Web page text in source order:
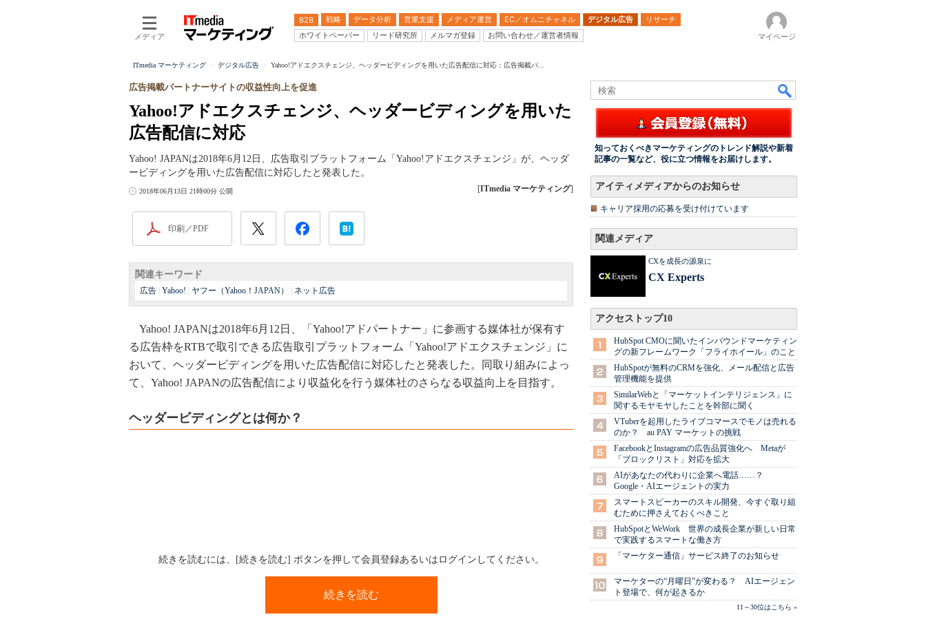
メディア
B2B 戦略 データ分析 営業支援 メディア運営 EC／オムニチャネル デジタル広告
リサーチ
ホワイトペーパー
リード研究所 メルマガ登録 お問い合わせ／運営者情報 マイページ
ITmedia マーケティング デジタル広告 Yahoo!アドエクスチェンジ、ヘッダービディングを用いた広告配信に対応：広告掲載パ...
Yahoo!アドエクスチェンジ、ヘッダービディングを用いた
広告配信に対応
広告掲載パートナーサイトの収益性向上を促進
Yahoo! JAPANは2018年6月12日、広告取引プラットフォーム「Yahoo!アドエクスチェンジ」が、ヘッダ
ービディングを用いた広告配信に対応したと発表した。
2018年06月13日 21時00分 公開 [ITmedia マーケティング]
印刷／PDF
関連キーワード
広告 Yahoo! ヤフー（Yahoo！JAPAN） ネット広告
Yahoo! JAPANは2018年6月12日、「Yahoo!アドパートナー」に参画する媒体社が保有す
る広告枠をRTBで取引できる広告取引プラットフォーム「Yahoo!アドエクスチェンジ」に
おいて、ヘッダービディングを用いた広告配信に対応したと発表した。同取り組みによっ
て、Yahoo! JAPANの広告配信により収益化を行う媒体社のさらなる収益向上を目指す。
ヘッダービディングとは何か？
続きを読むには、[続きを読む] ボタンを押して会員登録あるいはログインしてください。
続きを読む
知っておくべきマーケティングのトレンド解説や新着
記事の一覧など、役に立つ情報をお届けします。
アイティメディアからのお知らせ
キャリア採用の応募を受け付けています
関連メディア
CXを成長の源泉に
CX Experts
アクセストップ10
HubSpot CMOに聞いたインバウンドマーケティン
グの新フレームワーク「フライホイール」のこと
HubSpotが無料のCRMを強化、メール配信と広告
管理機能を提供
SimilarWebと「マーケットインテリジェンス」に
関するモヤモヤしたことを幹部に聞く
VTuberを起用したライブコマースでモノは売れる
のか？ au PAY マーケットの挑戦
FacebookとInstagramの広告品質強化へ Metaが
「ブロックリスト」対応を拡大
AIがあなたの代わりに企業へ電話……？
Google・AIエージェントの実力
スマートスピーカーのスキル開発、今すぐ取り組
むために押さえておくべきこと
HubSpotとWeWork 世界の成長企業が新しい日常
で実践するスマートな働き方
「マーケター通信」サービス終了のお知らせ
マーケターの“月曜日”が変わる？ AIエージェン
ト登場で、何が起きるか
11～30位はこちら »